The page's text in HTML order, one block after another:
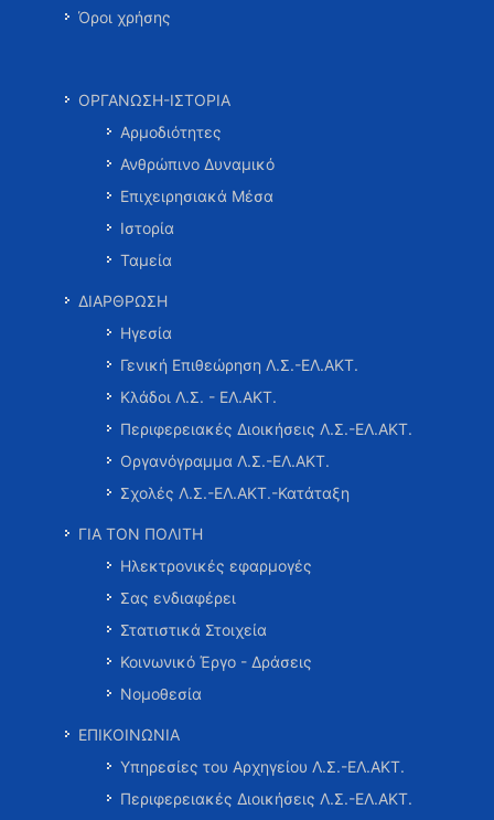
Όροι χρήσης
ΟΡΓΑΝΩΣΗ-ΙΣΤΟΡΙΑ
Αρμοδιότητες
Ανθρώπινο Δυναμικό
Επιχειρησιακά Μέσα
Ιστορία
Ταμεία
ΔΙΑΡΘΡΩΣΗ
Ηγεσία
Γενική Επιθεώρηση Λ.Σ.-ΕΛ.ΑΚΤ.
Κλάδοι Λ.Σ. - ΕΛ.ΑΚΤ.
Περιφερειακές Διοικήσεις Λ.Σ.-ΕΛ.ΑΚΤ.
Οργανόγραμμα Λ.Σ.-ΕΛ.ΑΚΤ.
Σχολές Λ.Σ.-ΕΛ.ΑΚΤ.-Κατάταξη
ΓΙΑ ΤΟΝ ΠΟΛΙΤΗ
Ηλεκτρονικές εφαρμογές
Σας ενδιαφέρει
Στατιστικά Στοιχεία
Κοινωνικό Έργο - Δράσεις
Νομοθεσία
ΕΠΙΚΟΙΝΩΝΙΑ
Υπηρεσίες του Αρχηγείου Λ.Σ.-ΕΛ.ΑΚΤ.
Περιφερειακές Διοικήσεις Λ.Σ.-ΕΛ.ΑΚΤ.